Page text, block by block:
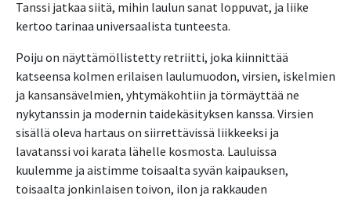
Tanssi jatkaa siitä, mihin laulun sanat loppuvat, ja liike
kertoo tarinaa universaalista tunteesta.
Poiju on näyttämöllistetty retriitti, joka kiinnittää
katseensa kolmen erilaisen laulumuodon, virsien, iskelmien
ja kansansävelmien, yhtymäkohtiin ja törmäyttää ne
nykytanssin ja modernin taidekäsityksen kanssa. Virsien
sisällä oleva hartaus on siirrettävissä liikkeeksi ja
lavatanssi voi karata lähelle kosmosta. Lauluissa
kuulemme ja aistimme toisaalta syvän kaipauksen,
toisaalta jonkinlaisen toivon, ilon ja rakkauden